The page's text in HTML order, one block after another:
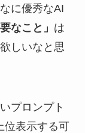
に優秀なAI
なこと」 は
しいなと思
プロンプト
位表示する可